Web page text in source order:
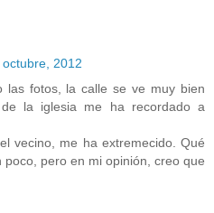
2012
las fotos, la calle se ve muy bien
la iglesia me ha recordado a
vecino, me ha extremecido. Qué
pero en mi opinión, creo que